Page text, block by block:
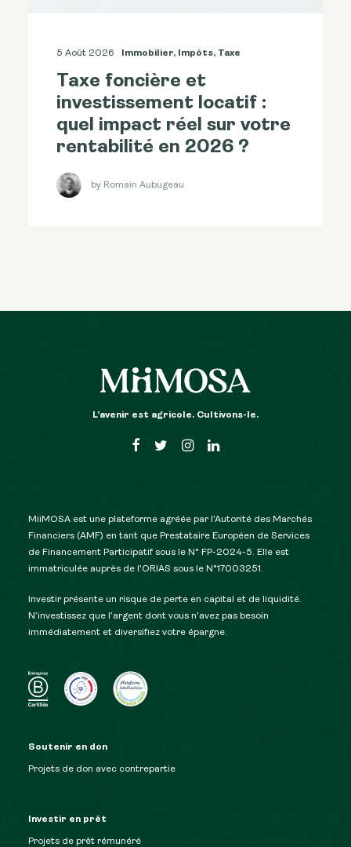
5 Août 2026 Immobilier, Impôts, Taxe
Taxe foncière et
investissement locatif :
quel impact réel sur votre
rentabilité en 2026 ?
by Romain Aubugeau
L’avenir est agricole. Cultivons-le.
MiiMOSA est une plateforme agréée par l’Autorité des Marchés
Financiers (AMF) en tant que Prestataire Européen de Services
de Financement Participatif sous le N° FP-2024-5. Elle est
immatriculée auprès de l’ORIAS sous le N°17003251.
Investir présente un risque de perte en capital et de liquidité.
N’investissez que l’argent dont vous n’avez pas besoin
immédiatement et diversifiez votre épargne.
Soutenir en don
Projets de don avec contrepartie
Investir en prêt
Projets de prêt rémunéré